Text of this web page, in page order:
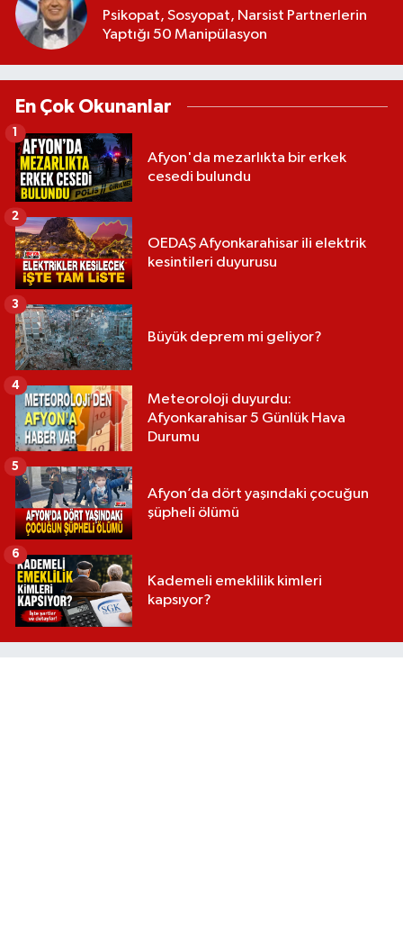
Psikopat, Sosyopat, Narsist Partnerlerin
Yaptığı 50 Manipülasyon
En Çok Okunanlar
Afyon'da mezarlıkta bir erkek
cesedi bulundu
1
OEDAŞ Afyonkarahisar ili elektrik
kesintileri duyurusu
2
Büyük deprem mi geliyor?
3
Meteoroloji duyurdu:
Afyonkarahisar 5 Günlük Hava
Durumu
4
Afyon’da dört yaşındaki çocuğun
şüpheli ölümü
5
Kademeli emeklilik kimleri
kapsıyor?
6